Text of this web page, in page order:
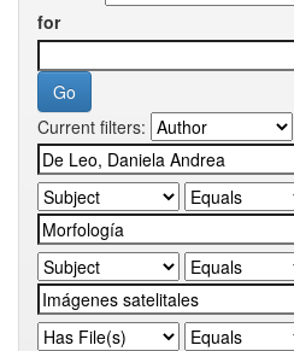
for
Current filters: